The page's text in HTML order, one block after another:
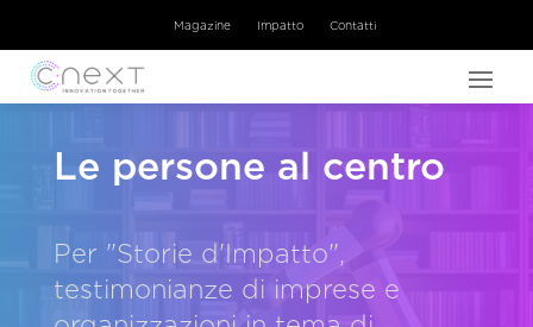
Magazine Impatto Contatti
Le persone al centro
Per "Storie d'Impatto",
testimonianze di imprese e